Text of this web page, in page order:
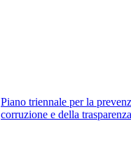
Piano triennale per la
corruzione e della trasparenza